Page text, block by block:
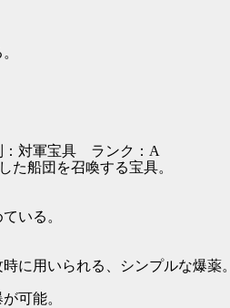
：対軍宝具 ランク：A
船団を召喚する宝具。
いる。
に用いられる、シンプルな爆薬。
可能。